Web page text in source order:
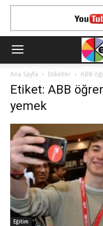
Ana Sayfa Etiketler ABB
Etiket: ABB
yemek
Eğitim